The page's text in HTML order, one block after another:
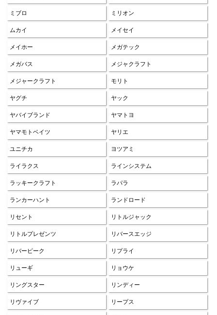
ミブロ ミリオン
ムカイ メイセイ
メイホー メガテック
メガバス メジャクラフト
メジャークラフト モリト
ヤグチ ヤック
ヤバイブランド ヤマトヨ
ヤマモトベイツ ヤリエ
ユニチカ ヨツアミ
ライラクス ラインシステム
ラッキークラフト ラパラ
ランカーハント ランドロード
リセント リトルジャック
リトルプレゼンツ リバースエッジ
リバーピーク リプライ
リューギ リョウケ
リングスター リンディー
リヴァイブ リープス